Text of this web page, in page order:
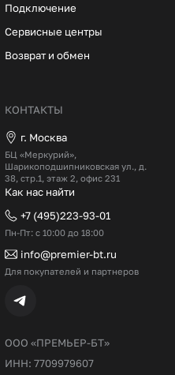
ООО «ПРЕМЬЕР-БТ»
ИНН: 7709979607
Подключение
Сервисные центры
Возврат и обмен
КОНТАКТЫ
г. Москва
БЦ «Меркурий»,
Шарикоподшипниковская ул., д.
38, стр.1, этаж 2, офис 231
Как нас найти
+7 (495)223-93-01
Пн-Пт: с 10:00 до 18:00
info@premier-bt.ru
Для покупателей и партнеров